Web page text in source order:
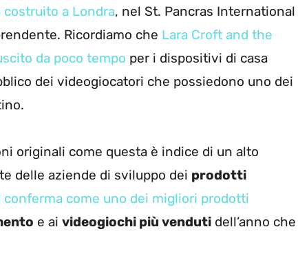
costruito a Londra, nel St. Pancras International
Ricordiamo che Lara Croft and the
da poco tempo per i dispositivi di casa
dei videogiocatori che possiedono uno dei
originali come questa è indice di un alto
delle aziende di sviluppo dei prodotti
come uno dei migliori prodotti
e ai videogiochi più venduti dell’anno che